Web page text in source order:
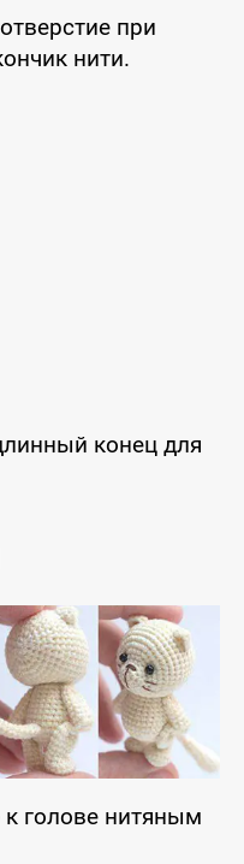
при
нити.
конец для
голове нитяным